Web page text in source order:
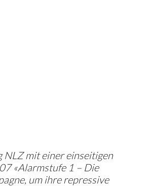
NLZ mit einer einseitigen
«Alarmstufe 1 – Die
um ihre repressive